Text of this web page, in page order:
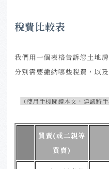
稅費比較表
我們用一個表格告訴您土地
分別需要繳納哪些稅費，以
（使用手機閱讀本文，建議將
買賣(或二親等
買賣)